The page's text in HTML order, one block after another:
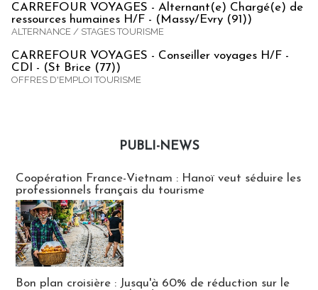
CARREFOUR VOYAGES - Alternant(e) Chargé(e) de
ressources humaines H/F - (Massy/Evry (91))
ALTERNANCE / STAGES TOURISME
CARREFOUR VOYAGES - Conseiller voyages H/F -
CDI - (St Brice (77))
OFFRES D'EMPLOI TOURISME
PUBLI-NEWS
Coopération France-Vietnam : Hanoï veut séduire les
professionnels français du tourisme
Bon plan croisière : Jusqu'à 60% de réduction sur le